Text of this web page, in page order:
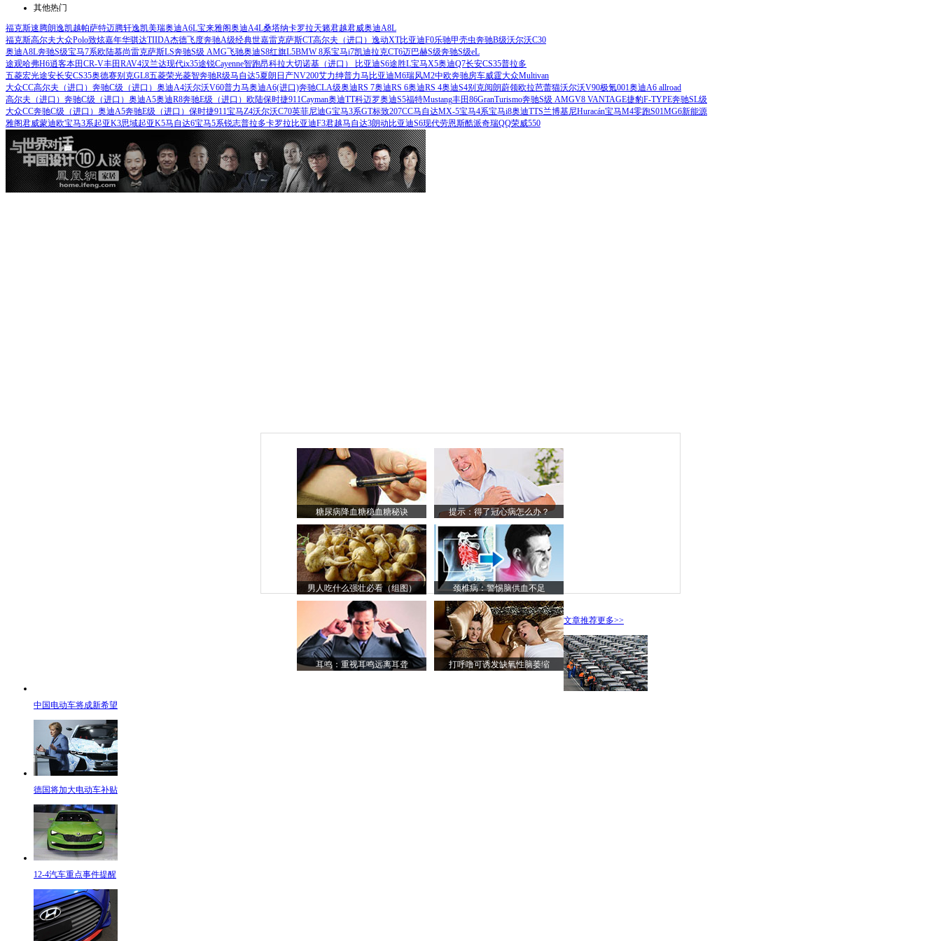
其他热门
福克斯速腾朗逸凯越帕萨特迈腾轩逸凯美瑞奥迪A6L宝来雅阁奥迪A4L桑塔纳卡罗拉天籁君越君威奥迪A8L
福克斯高尔夫大众Polo致炫嘉年华骐达TIIDA杰德飞度奔驰A级经典世嘉雷克萨斯CT高尔夫（进口） 逸动XT比亚迪F0乐驰甲壳虫奔驰B级沃尔沃C30
奥迪A8L奔驰S级宝马7系欧陆慕尚雷克萨斯LS奔驰S级 AMG飞驰奥迪S8红旗L5BMW 8系宝马i7凯迪拉克CT6迈巴赫S级奔驰S级eL
途观哈弗H6逍客本田CR-V丰田RAV4汉兰达现代ix35途锐Cayenne智跑昂科拉大切诺基（进口） 比亚迪S6途胜L宝马X5奥迪Q7长安CS35普拉多
五菱宏光途安长安CS35奥德赛别克GL8五菱荣光菱智奔驰R级马自达5夏朗 日产NV200艾力绅普力马 比亚迪M6瑞风M2中欧奔驰房车威霆大众Multivan
大众CC高尔夫（进口） 奔驰C级（进口） 奥迪A4沃尔沃V60普力马奥迪A6(进口)奔驰CLA级奥迪RS 7奥迪RS 6奥迪RS 4奥迪S4别克阅朗蔚领欧拉芭蕾猫沃尔沃V90极氪001奥迪A6 allroad
高尔夫（进口） 奔驰C级（进口） 奥迪A5奥迪R8奔驰E级（进口） 欧陆保时捷911Cayman奥迪TT科迈罗奥迪S5福特Mustang丰田86GranTurismo奔驰S级 AMGV8 VANTAGE捷豹F-TYPE奔驰SL级
大众CC奔驰C级（进口） 奥迪A5奔驰E级（进口） 保时捷911宝马Z4沃尔沃C70英菲尼迪G宝马3系GT标致207CC马自达MX-5宝马4系宝马i8奥迪TTS兰博基尼Huracán宝马M4零跑S01MG6新能源
雅阁君威蒙迪欧宝马3系起亚K3思域起亚K5马自达6宝马5系锐志普拉多卡罗拉比亚迪F3君越马自达3朗动 比亚迪S6现代劳恩斯酷派奇瑞QQ荣威550
糖尿病降血糖稳血糖秘诀 提示：得了冠心病怎么办？
男人吃什么强壮必看（组图） 颈椎病：警惕脑供血不足
耳鸣：重视耳鸣远离耳聋 打呼噜可诱发缺氧性脑萎缩
文章推荐更多>>
中国电动车将成新希望
德国将加大电动车补贴
12-4汽车重点事件提醒